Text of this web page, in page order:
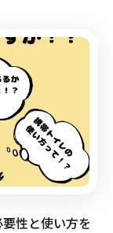
性と使い方を